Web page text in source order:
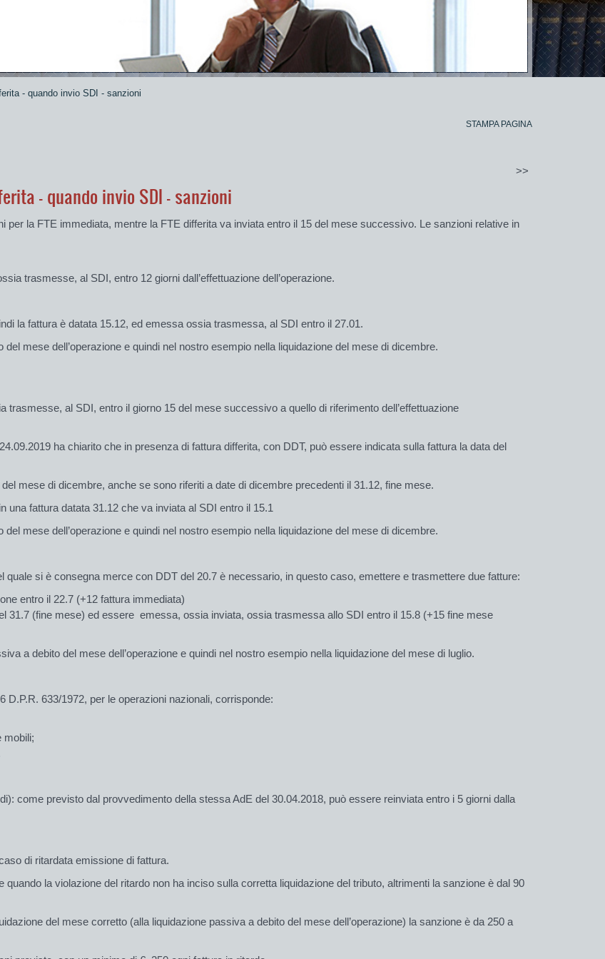
- quando invio SDI - sanzioni
STAMPA PAGINA
>>
- quando invio SDI - sanzioni
per la FTE immediata, mentre la FTE differita va inviata entro il 15 del mese successivo. Le sanzioni relative in
trasmesse, al SDI, entro 12 giorni dall’effettuazione dell’operazione.
la fattura è datata 15.12, ed emessa ossia trasmessa, al SDI entro il 27.01.
mese dell’operazione e quindi nel nostro esempio nella liquidazione del mese di dicembre.
al SDI, entro il giorno 15 del mese successivo a quello di riferimento dell’effettuazione
ha chiarito che in presenza di fattura differita, con DDT, può essere indicata sulla fattura la data del
mese di dicembre, anche se sono riferiti a date di dicembre precedenti il 31.12, fine mese.
fattura datata 31.12 che va inviata al SDI entro il 15.1
mese dell’operazione e quindi nel nostro esempio nella liquidazione del mese di dicembre.
si è consegna merce con DDT del 20.7 è necessario, in questo caso, emettere e trasmettere due fatture:
entro il 22.7 (+12 fattura immediata)
31.7 (fine mese) ed essere emessa, ossia inviata, ossia trasmessa allo SDI entro il 15.8 (+15 fine mese
a debito del mese dell’operazione e quindi nel nostro esempio nella liquidazione del mese di luglio.
D.P.R. 633/1972, per le operazioni nazionali, corrisponde:
mobili;
come previsto dal provvedimento della stessa AdE del 30.04.2018, può essere reinviata entro i 5 giorni dalla
di ritardata emissione di fattura.
la violazione del ritardo non ha inciso sulla corretta liquidazione del tributo, altrimenti la sanzione è dal 90
del mese corretto (alla liquidazione passiva a debito del mese dell’operazione) la sanzione è da 250 a